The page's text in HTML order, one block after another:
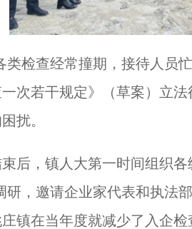
检查经常撞期，接待人员忙
次若干规定》（草案）立
扰。
，镇人大第一时间组织各
研，邀请企业家代表和执法
镇在当年度就减少了入企检